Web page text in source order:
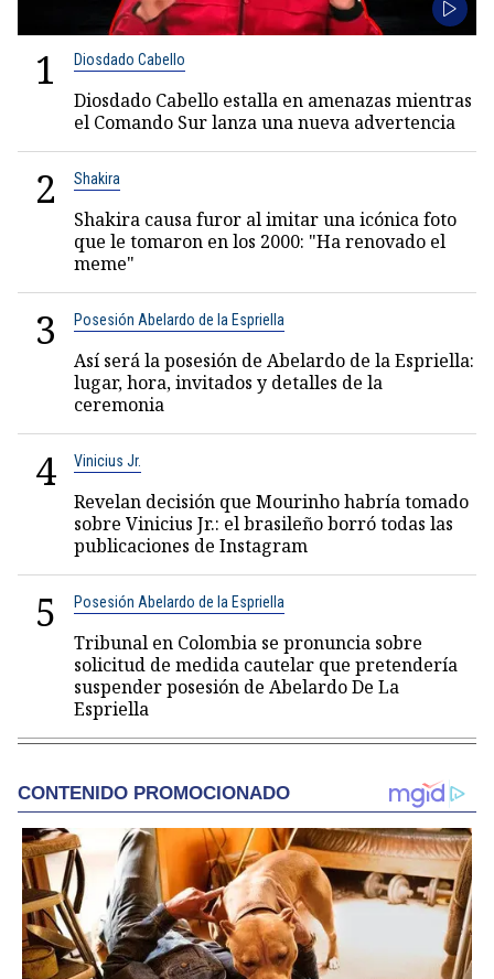
1 Diosdado Cabello
Diosdado Cabello estalla en amenazas mientras
el Comando Sur lanza una nueva advertencia
2 Shakira
Shakira causa furor al imitar una icónica foto
que le tomaron en los 2000: "Ha renovado el
meme"
3 Posesión Abelardo de la Espriella
Así será la posesión de Abelardo de la Espriella:
lugar, hora, invitados y detalles de la
ceremonia
4 Vinicius Jr.
Revelan decisión que Mourinho habría tomado
sobre Vinicius Jr.: el brasileño borró todas las
publicaciones de Instagram
5 Posesión Abelardo de la Espriella
Tribunal en Colombia se pronuncia sobre
solicitud de medida cautelar que pretendería
suspender posesión de Abelardo De La
Espriella